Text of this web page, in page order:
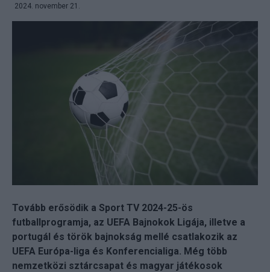
2024. november 21.
Tovább erősödik a Sport TV 2024-25-ös
futballprogramja, az UEFA Bajnokok Ligája, illetve a
portugál és török bajnokság mellé csatlakozik az
UEFA Európa-liga és Konferencialiga. Még több
nemzetközi sztárcsapat és magyar játékosok